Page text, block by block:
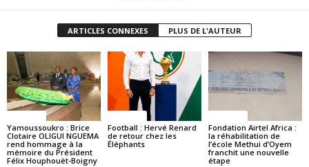
ARTICLES CONNEXES PLUS DE L'AUTEUR
Yamoussoukro : Brice
Clotaire OLIGUI NGUEMA
rend hommage à la
mémoire du Président
Félix Houphouët-Boigny
Football : Hervé Renard
de retour chez les
Éléphants
Fondation Airtel Africa :
la réhabilitation de
l’école Methui d’Oyem
franchit une nouvelle
étape